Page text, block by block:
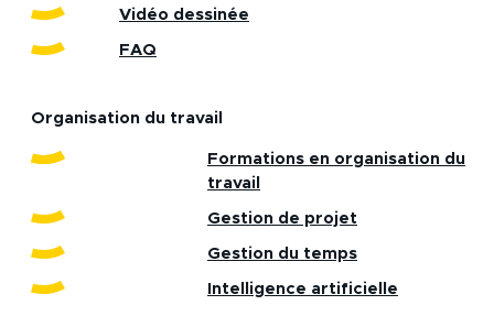
Vidéo dessinée
FAQ
Organisation du travail
Formations en organisation du
travail
Gestion de projet
Gestion du temps
Intelligence artificielle